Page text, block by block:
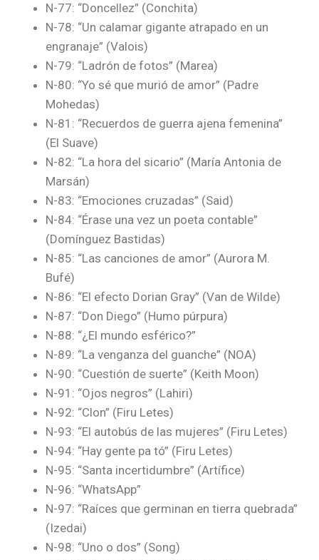
N-77: “Doncellez” (Conchita)
N-78: “Un calamar gigante atrapado en un
engranaje” (Valois)
N-79: “Ladrón de fotos” (Marea)
N-80: “Yo sé que murió de amor” (Padre
Mohedas)
N-81: “Recuerdos de guerra ajena femenina”
(El Suave)
N-82: “La hora del sicario” (María Antonia de
Marsán)
N-83: “Emociones cruzadas” (Said)
N-84: “Érase una vez un poeta contable”
(Domínguez Bastidas)
N-85: “Las canciones de amor” (Aurora M.
Bufé)
N-86: “El efecto Dorian Gray” (Van de Wilde)
N-87: “Don Diego” (Humo púrpura)
N-88: “¿El mundo esférico?”
N-89: “La venganza del guanche” (NOA)
N-90: “Cuestión de suerte” (Keith Moon)
N-91: “Ojos negros” (Lahiri)
N-92: “Clon” (Firu Letes)
N-93: “El autobús de las mujeres” (Firu Letes)
N-94: “Hay gente pa tó” (Firu Letes)
N-95: “Santa incertidumbre” (Artífice)
N-96: “WhatsApp”
N-97: “Raíces que germinan en tierra quebrada”
(Izedai)
N-98: “Uno o dos” (Song)